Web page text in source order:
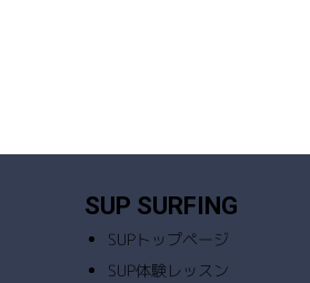
SUP SURFING
SUPトップページ
SUP体験レッスン